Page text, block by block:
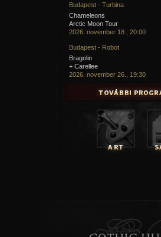
Budapest - Turbina
Chameleons
Arctic Moon Tour
2026. november 18., 20:00
Budapest - Robot
Bragolin
+ Carellee
2026. november 26., 19:30